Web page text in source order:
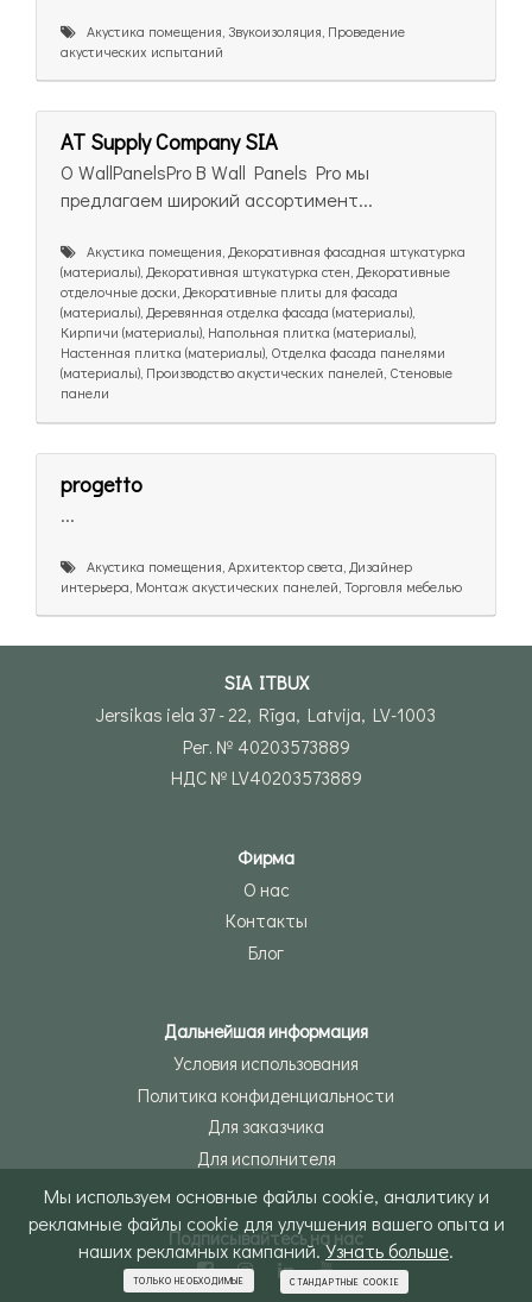
Акустика помещения, Звукоизоляция, Проведение
акустических испытаний
AT Supply Company SIA
О WallPanelsPro В Wall Panels Pro мы
предлагаем широкий ассортимент...
Акустика помещения, Декоративная фасадная штукатурка
(материалы), Декоративная штукатурка стен, Декоративные
отделочные доски, Декоративные плиты для фасада
(материалы), Деревянная отделка фасада (материалы),
Кирпичи (материалы), Напольная плитка (материалы),
Настенная плитка (материалы), Отделка фасада панелями
(материалы), Производство акустических панелей, Стеновые
панели
progetto
...
Акустика помещения, Архитектор света, Дизайнер
интерьера, Монтаж акустических панелей, Торговля мебелью
Мы используем основные файлы cookie, аналитику и
рекламные файлы cookie для улучшения вашего опыта и
наших рекламных кампаний.Узнать больше.
ТОЛЬКО НЕОБХОДИМЫЕ СТАНДАРТНЫЕ COOKIE
SIA ITBUX
Jersikas iela 37 - 22, Rīga, Latvija, LV-1003
Рег. № 40203573889
НДС № LV40203573889
Фирма
О нас
Контакты
Блог
Дальнейшая информация
Условия использования
Политика конфиденциальности
Для заказчика
Для исполнителя
Подписывайтесь на нас